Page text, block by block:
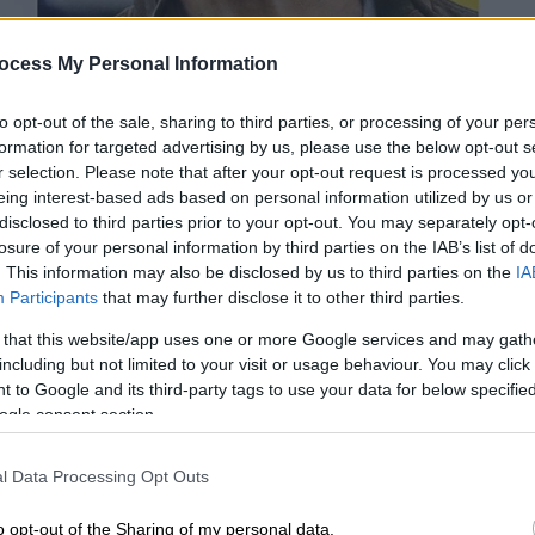
My Personal Information
opt-out of the sale, sharing to third parties, or processing of your
for targeted advertising by us, please use the below opt-out
selection. Please note that after your opt-out request is processed
interest-based ads based on personal information utilized by us
to third parties prior to your opt-out. You may separately
of your personal information by third parties on the IAB’s list of
This information may also be disclosed by us to third parties on the
Participants that may further disclose it to other third parties.
that this website/app uses one or more Google services and may
but not limited to your visit or usage behaviour. You may
to Google and its third-party tags to use your data for below
consent section.
Data Processing Opt Outs
opt-out of the Sharing of my personal data.
το ΕΘΝΟΣ στη Google
τα καθήκοντά του, τον κορυφαίο
του στην υπεράσπιση του αδερφού
Άντριου Κουόμο, αναφορικά με
.
δίκτυο καλωδιακής τηλεόρασης
εργασίας του Κουόμο έγινε μετά τη
τη Δευτέρα (29/11).